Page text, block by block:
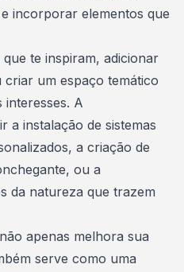
incorporar elementos que
te inspiram, adicionar
um espaço temático
interesses. A
a instalação de sistemas
a criação de
ou a
da natureza que trazem
apenas melhora sua
serve como uma